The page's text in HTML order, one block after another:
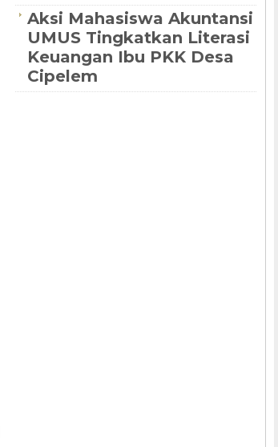
Aksi Mahasiswa Akuntansi
UMUS Tingkatkan Literasi
Keuangan Ibu PKK Desa
Cipelem